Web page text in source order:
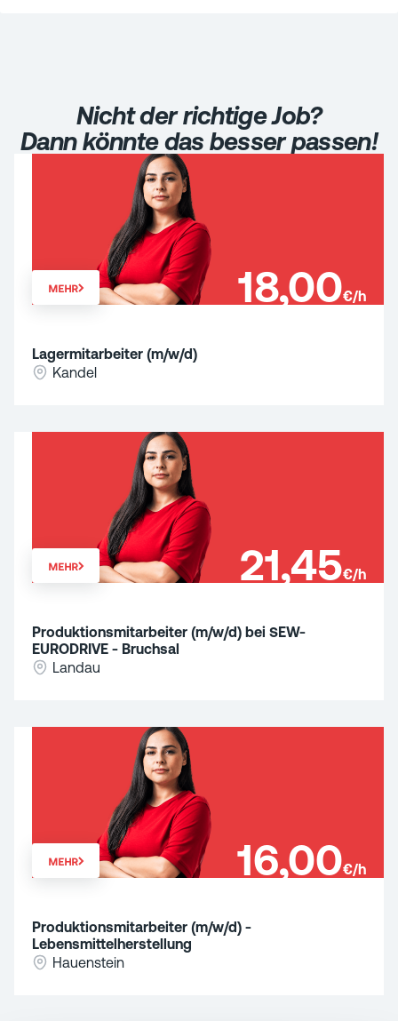
Nicht der richtige Job?
Dann könnte das besser passen!
MEHR 18,00€/h
Lagermitarbeiter (m/w/d)
Kandel
MEHR 21,45€/h
Produktionsmitarbeiter (m/w/d) bei SEW-
EURODRIVE - Bruchsal
Landau
MEHR 16,00€/h
Produktionsmitarbeiter (m/w/d) -
Lebensmittelherstellung
Hauenstein